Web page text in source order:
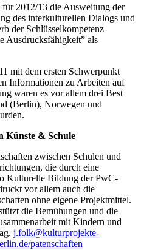
2012/13 die Ausweitung der
des interkulturellen Dialogs und
der Schlüsselkompetenz
Ausdrucksfähigkeit” als
mit dem ersten Schwerpunkt
Informationen zu Arbeiten auf
waren es vor allem drei Best
(Berlin), Norwegen und
Künste & Schule
zwischen Schulen und
die durch eine
Kulturelle Bildung der PwC-
vor allem auch die
ohne eigene Projektmittel.
die Bemühungen und die
mit Kindern und
j.folk@kulturprojekte-
patenschaften